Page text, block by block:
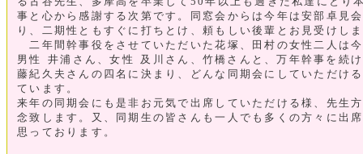
事と心から感謝する次第です。同窓会からは今年は安部卓見
り、二期性ともすぐに打ちとけ、頼もしい後輩とお見受けし
二年間幹事役をさせていただいた花塚、田村の女性二人は
男性 井浦さん、女性 及川さん、竹橋さんと、万年幹事を続
藤紀久夫さんの四名に決まり、どんな同期会にしていただけ
ています。
来年の同期会にも是非お元気で出席していただける様、先生
念致します。又、同期生の皆さんも一人でも多くの方々に出
思っております。